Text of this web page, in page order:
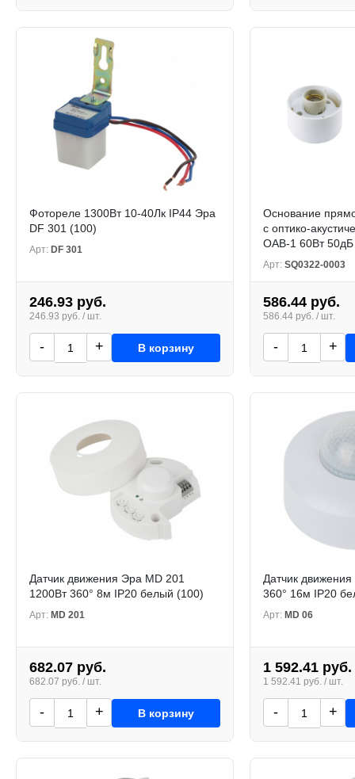
Фотореле 1300Вт 10-40Лк IP44 Эра
DF 301 (100)
Арт: DF 301
246.93 руб.
246.93 руб. / шт.
- + В корзину
Основание
с оптико-
ОАВ-1 60Вт
Арт: SQ0322-0003
586.44 руб.
586.44 руб. / шт.
- +
Датчик движения Эра MD 201
1200Вт 360° 8м IP20 белый (100)
Арт: MD 201
682.07 руб.
682.07 руб. / шт.
- + В корзину
Датчик
360° 16м IP20
Арт: MD 06
1 592.41 руб.
1 592.41 руб. / шт.
- +